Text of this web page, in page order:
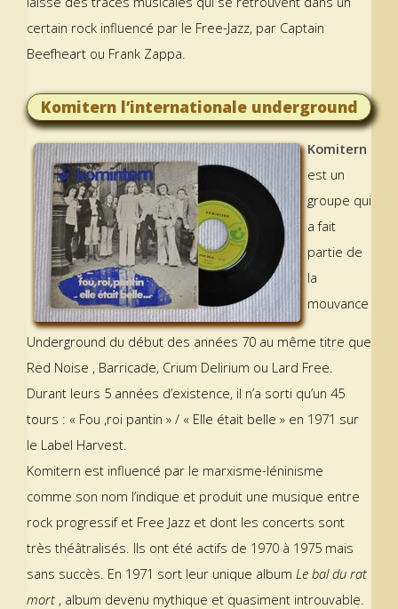
certain rock influencé par le Free-Jazz, par Captain
Beefheart ou Frank Zappa.
Komitern l’internationale underground
Komitern
est un
groupe qui
a fait
partie de
la
mouvance
Underground du début des années 70 au même titre que
Red Noise , Barricade, Crium Delirium ou Lard Free.
Durant leurs 5 années d’existence, il n’a sorti qu’un 45
tours : « Fou ,roi pantin » / « Elle était belle » en 1971 sur
le Label Harvest.
Komitern est influencé par le marxisme-léninisme
comme son nom l’indique et produit une musique entre
rock progressif et Free Jazz et dont les concerts sont
très théâtralisés. Ils ont été actifs de 1970 à 1975 mais
sans succès. En 1971 sort leur unique album Le bal du rat
mort , album devenu mythique et quasiment introuvable.